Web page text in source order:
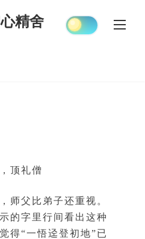
精舍
顶礼僧
师父比弟子还重视。
的字里行间看出这种
得“一悟迳登初地”已